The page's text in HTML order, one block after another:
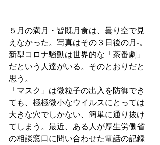
５月の満月・皆既月食は、曇り空で見
えなかった。写真はその３日後の月-。
新型コロナ騒動は世界的な「茶番劇」
だという人達がいる。そのとおりだと
思う。
「マスク」は微粒子の出入を防御でき
ても、極極微小なウイルスにとっては
大きな穴でしかない、簡単に通り抜け
てしまう。最近、ある人が厚生労働省
の相談窓口に問い合わせた電話の記録